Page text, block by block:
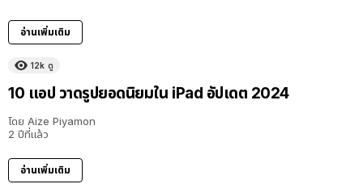
อ่านเพิ่มเติม
12k ดู
10 แอป วาดรูปยอดนิยมใน iPad อัปเดต 2024
โดย Aize Piyamon
2 ปีที่แล้ว
อ่านเพิ่มเติม